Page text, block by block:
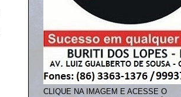
CLIQUE NA IMAGEM E ACESSE O